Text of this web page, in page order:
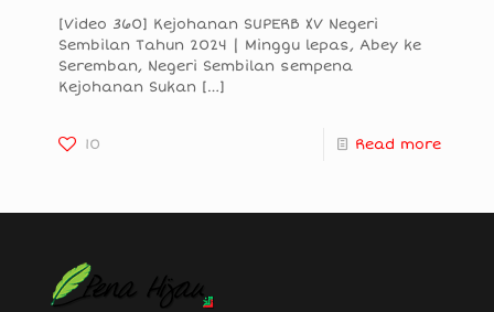
[Video 360] Kejohanan SUPERB XV Negeri
Sembilan Tahun 2024 | Minggu lepas, Abey ke
Seremban, Negeri Sembilan sempena
Kejohanan Sukan […]
10 Read more